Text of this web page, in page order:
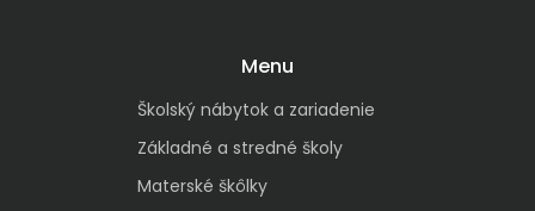
Menu
Školský nábytok a zariadenie
Základné a stredné školy
Materské škôlky